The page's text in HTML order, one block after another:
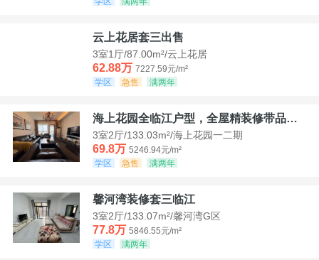
云上花居套三出售
3室1厅/87.00m²/云上花居
62.88万 7227.59元/m²
学区
急售 满两年
海上花园全临江户型，全屋精装修带品牌家具家电，诚意出售！
3室2厅/133.03m²/海上花园一二期
69.8万 5246.94元/m²
学区
急售 满两年
馨河湾装修套三临江
3室2厅/133.07m²/馨河湾G区
77.8万 5846.55元/m²
学区
满两年